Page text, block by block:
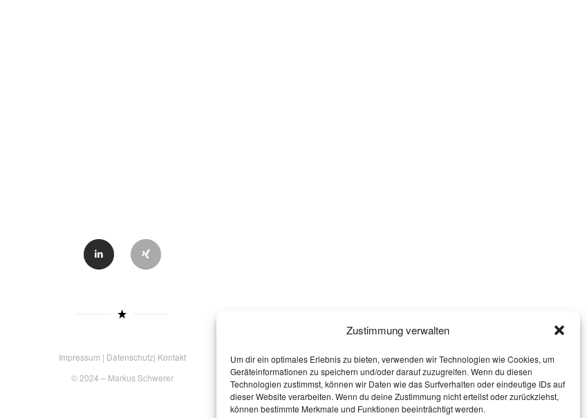
Zustimmung verwalten
Um dir ein optimales Erlebnis zu bieten, verwenden wir Technologien wie Cookies, um
Geräteinformationen zu speichern und/oder darauf zuzugreifen. Wenn du diesen
Technologien zustimmst, können wir Daten wie das Surfverhalten oder eindeutige IDs auf
dieser Website verarbeiten. Wenn du deine Zustimmung nicht erteilst oder zurückziehst,
können bestimmte Merkmale und Funktionen beeinträchtigt werden.
Impressum | Datenschutz| Kontakt
© 2024 – Markus Schwerer